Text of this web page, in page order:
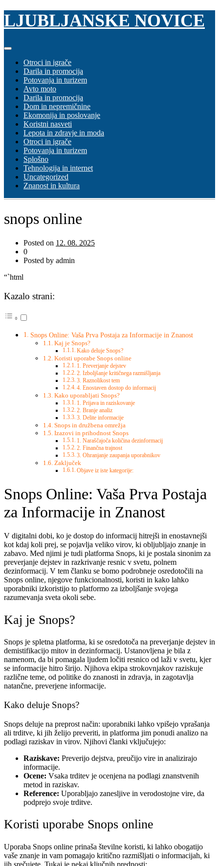
Skip
content
LJUBLJANSKE NOVICE
Otroci in igrače
Darila in promocija
Potovanja in turizem
Avto moto
Darila in promocija
Dom in nepremičnine
Ekomonija in poslovanje
Koristni nasveti
Lepota in zdravje in moda
Otroci in igrače
Potovanja in turizem
Splošno
Tehnologija in internet
Uncategorized
Znanost in kultura
snops online
Posted on 12. 08. 2025
0
Posted by admin
“`html
Kazalo strani:
Snops Online: Vaša Prva Postaja za Informacije in Znanost
Kaj je Snops?
Kako deluje Snops?
Koristi uporabe Snops online
1. Preverjanje dejstev
2. Izboljšanje kritičnega razmišljanja
3. Raznolikost tem
4. Enostaven dostop do informacij
Kako uporabljati Snops?
1. Prijava in raziskovanje
2. Branje analiz
3. Delite informacije
Snops in družbena omrežja
Izazovi in prihodnost Snops
1. Naraščajoča količina dezinformacij
2. Finančna trajnost
3. Ohranjanje zaupanja uporabnikov
Zaključek
Objave iz iste kategorije:
Snops Online: Vaša Prva Postaja
za Informacije in Znanost
V digitalni dobi, ko je dostop do informacij hitrejši in enostavnejši
kot kdaj koli prej, se pojavlja veliko virov, ki obljubljajo znanje in
zabavo. Med njimi je tudi platforma Snops, ki je postala sinonim za
preverjanje dejstev in razkrivanje resnic v svetu, polnem
dezinformacij. V tem članku se bomo podrobneje osredotočili na
Snops online, njegove funkcionalnosti, koristi in kako lahko
uporabniki izkoristijo to platformo za izboljšanje svojega
razumevanja sveta okoli sebe.
Kaj je Snops?
Snops je spletna platforma, ki se osredotoča na preverjanje dejstev in
demistifikacijo mitov in dezinformacij. Ustanovljena je bila z
namenom, da bi pomagala ljudem ločiti resnico od laži v svetu, kjer
se informacije hitro širijo. Njihova ekipa strokovnjakov raziskuje
različne teme, od politike do znanosti in zdravja, in zagotavlja
natančne, preverjene informacije.
Kako deluje Snops?
Snops deluje na preprost način: uporabniki lahko vpišejo vprašanja
ali trditve, ki jih želijo preveriti, in platforma jim ponudi analizo na
podlagi raziskav in virov. Njihovi članki vključujejo:
Raziskave: Preverijo dejstva, preučijo vire in analizirajo
informacije.
Ocene: Vsaka trditev je ocenjena na podlagi znanstvenih
metod in raziskav.
Reference: Uporabljajo zanesljive in verodostojne vire, da
podprejo svoje trditve.
Koristi uporabe Snops online
Uporaba Snops online prinaša številne koristi, ki lahko obogatijo
vaše znanje in vam pomagajo kritično razmišljati o informacijah, ki
jih srečujete. Tukaj je nekaj ključnih prednosti: